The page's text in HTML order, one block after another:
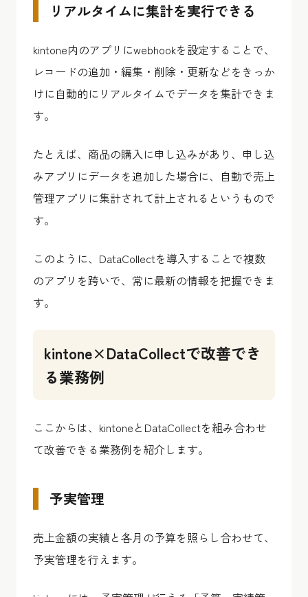
リアルタイムに集計を実行できる
kintone内のアプリにwebhookを設定することで、
レコードの追加・編集・削除・更新などをきっか
けに自動的にリアルタイムでデータを集計できま
す。
たとえば、商品の購入に申し込みがあり、申し込
みアプリにデータを追加した場合に、自動で売上
管理アプリに集計されて計上されるというもので
す。
このように、DataCollectを導入することで複数
のアプリを跨いで、常に最新の情報を把握できま
す。
kintone×DataCollectで改善でき
る業務例
ここからは、kintoneとDataCollectを組み合わせ
て改善できる業務例を紹介します。
予実管理
売上金額の実績と各月の予算を照らし合わせて、
予実管理を行えます。